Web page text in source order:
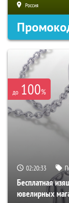
Россия
до 100%
02:20:32
Бесплатная
ювелирных